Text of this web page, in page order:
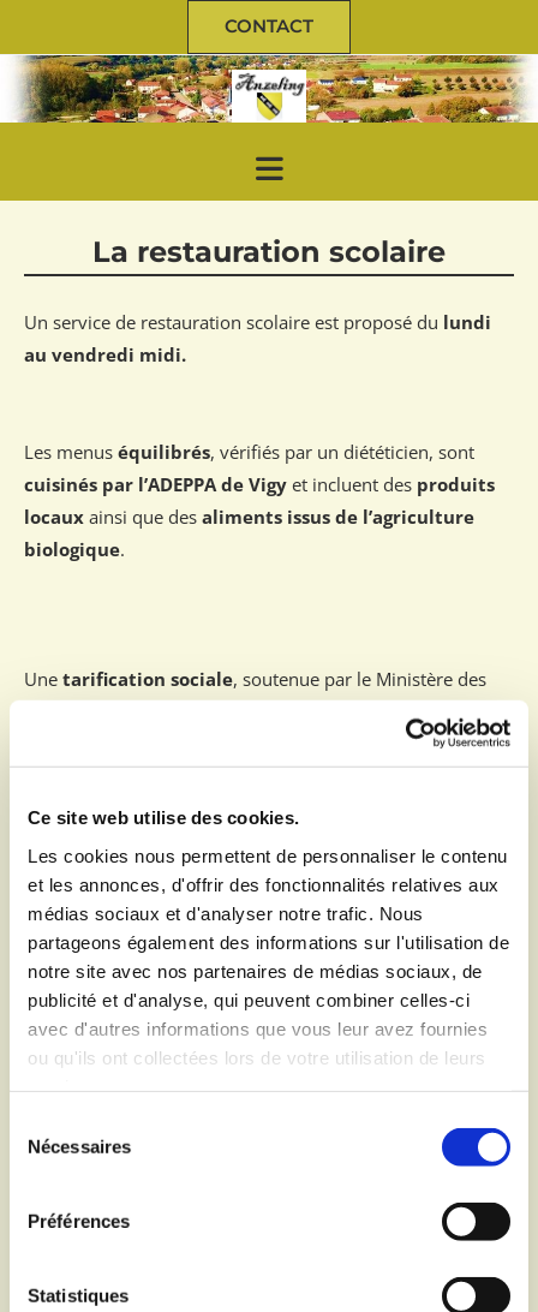
Ce site web utilise des cookies.
Les cookies nous permettent de personnaliser le contenu
et les annonces, d'offrir des fonctionnalités relatives aux
médias sociaux et d'analyser notre trafic. Nous
partageons également des informations sur l'utilisation de
notre site avec nos partenaires de médias sociaux, de
publicité et d'analyse, qui peuvent combiner celles-ci
avec d'autres informations que vous leur avez fournies
ou qu'ils ont collectées lors de votre utilisation de leurs
Nécessaires
Préférences
Statistiques
CONTACT
La restauration scolaire
Un service de restauration scolaire est proposé du lundi
au vendredi midi.
Les menus équilibrés, vérifiés par un diététicien, sont
cuisinés par l’ADEPPA de Vigy et incluent des produits
locaux ainsi que des aliments issus de l’agriculture
biologique.
Une tarification sociale, soutenue par le Ministère des
Santés et des Solidarités, est mise en place à la cantine. Elle
est accordée aux enfants des familles les plus modestes, et